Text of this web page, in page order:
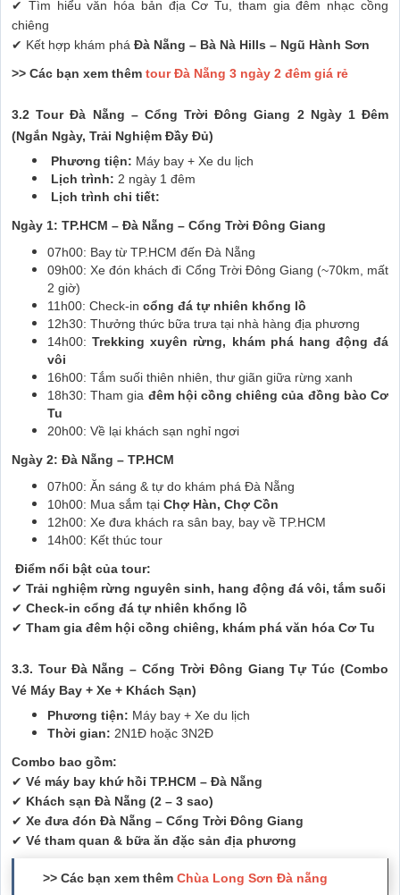
✔ Tìm hiểu văn hóa bản địa Cơ Tu, tham gia đêm nhạc cồng
chiêng
✔ Kết hợp khám phá Đà Nẵng – Bà Nà Hills – Ngũ Hành Sơn
>> Các bạn xem thêm tour Đà Nẵng 3 ngày 2 đêm giá rẻ
3.2 Tour Đà Nẵng – Cổng Trời Đông Giang 2 Ngày 1 Đêm
(Ngắn Ngày, Trải Nghiệm Đầy Đủ)
Phương tiện: Máy bay + Xe du lịch
Lịch trình: 2 ngày 1 đêm
Lịch trình chi tiết:
Ngày 1: TP.HCM – Đà Nẵng – Cổng Trời Đông Giang
07h00: Bay từ TP.HCM đến Đà Nẵng
09h00: Xe đón khách đi Cổng Trời Đông Giang (~70km, mất
2 giờ)
11h00: Check-in cổng đá tự nhiên khổng lồ
12h30: Thưởng thức bữa trưa tại nhà hàng địa phương
14h00:Trekking xuyên rừng, khám phá hang động đá
vôi
16h00: Tắm suối thiên nhiên, thư giãn giữa rừng xanh
18h30: Tham gia đêm hội cồng chiêng của đồng bào Cơ
Tu
20h00: Về lại khách sạn nghỉ ngơi
Ngày 2: Đà Nẵng – TP.HCM
07h00: Ăn sáng & tự do khám phá Đà Nẵng
10h00: Mua sắm tại Chợ Hàn, Chợ Cồn
12h00: Xe đưa khách ra sân bay, bay về TP.HCM
14h00: Kết thúc tour
Điểm nổi bật của tour:
✔ Trải nghiệm rừng nguyên sinh, hang động đá vôi, tắm suối
✔ Check-in cổng đá tự nhiên khổng lồ
✔ Tham gia đêm hội cồng chiêng, khám phá văn hóa Cơ Tu
3.3. Tour Đà Nẵng – Cổng Trời Đông Giang Tự Túc (Combo
Vé Máy Bay + Xe + Khách Sạn)
Phương tiện: Máy bay + Xe du lịch
Thời gian: 2N1Đ hoặc 3N2Đ
Combo bao gồm:
✔ Vé máy bay khứ hồi TP.HCM – Đà Nẵng
✔ Khách sạn Đà Nẵng (2 – 3 sao)
✔ Xe đưa đón Đà Nẵng – Cổng Trời Đông Giang
✔ Vé tham quan & bữa ăn đặc sản địa phương
>> Các bạn xem thêm Chùa Long Sơn Đà nẵng